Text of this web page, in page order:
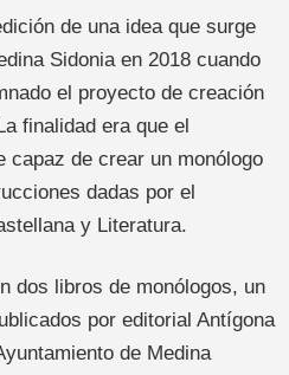
de una idea que surge
Sidonia en 2018 cuando
el proyecto de creación
finalidad era que el
capaz de crear un monólogo
dadas por el
y Literatura.
dos libros de monólogos, un
por editorial Antígona
de Medina